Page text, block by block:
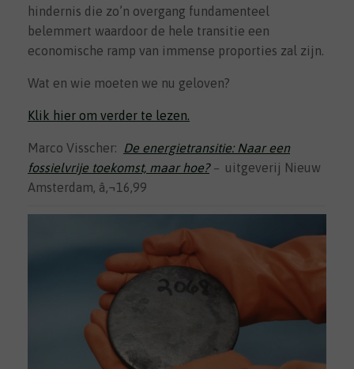
hindernis die zo’n overgang fundamenteel
belemmert waardoor de hele transitie een
economische ramp van immense proporties zal zijn.
Wat en wie moeten we nu geloven?
Klik hier om verder te lezen.
Marco Visscher:
De energietransitie: Naar een
fossielvrije toekomst, maar hoe?– uitgeverij Nieuw
Amsterdam, â‚¬16,99